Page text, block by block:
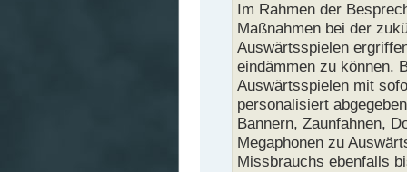
Im Rahmen der
Maßnahmen bei der
Auswärtsspielen
eindämmen zu können.
Auswärtsspielen mit
personalisiert
Bannern, Zaunfahnen,
Megaphonen zu
Missbrauchs ebenfalls